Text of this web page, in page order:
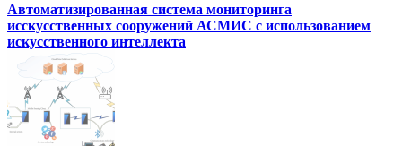
Автоматизированная система мониторинга
исскусственных сооружений АСМИС с использованием
искусственного интеллекта